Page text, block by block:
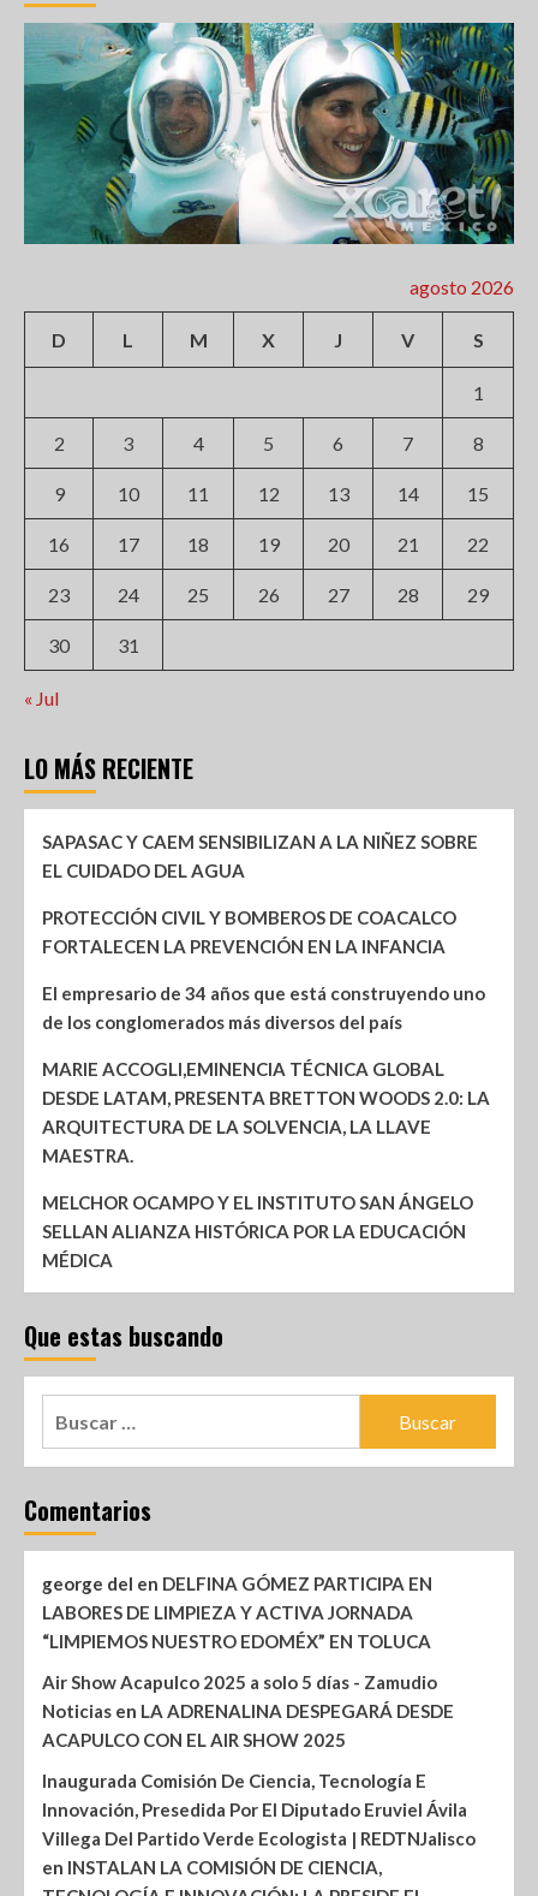
agosto 2026
D L M X J V S
1
2 3 4 5 6 7 8
9 10 11 12 13 14 15
16 17 18 19 20 21 22
23 24 25 26 27 28 29
30 31
« Jul
LO MÁS RECIENTE
SAPASAC Y CAEM SENSIBILIZAN A LA NIÑEZ SOBRE
EL CUIDADO DEL AGUA
PROTECCIÓN CIVIL Y BOMBEROS DE COACALCO
FORTALECEN LA PREVENCIÓN EN LA INFANCIA
El empresario de 34 años que está construyendo uno
de los conglomerados más diversos del país
MARIE ACCOGLI,EMINENCIA TÉCNICA GLOBAL
DESDE LATAM, PRESENTA BRETTON WOODS 2.0: LA
ARQUITECTURA DE LA SOLVENCIA, LA LLAVE
MAESTRA.
MELCHOR OCAMPO Y EL INSTITUTO SAN ÁNGELO
SELLAN ALIANZA HISTÓRICA POR LA EDUCACIÓN
MÉDICA
Que estas buscando
Comentarios
george del en DELFINA GÓMEZ PARTICIPA EN
LABORES DE LIMPIEZA Y ACTIVA JORNADA
“LIMPIEMOS NUESTRO EDOMÉX” EN TOLUCA
Air Show Acapulco 2025 a solo 5 días - Zamudio
Noticias en LA ADRENALINA DESPEGARÁ DESDE
ACAPULCO CON EL AIR SHOW 2025
Inaugurada Comisión De Ciencia, Tecnología E
Innovación, Presedida Por El Diputado Eruviel Ávila
Villega Del Partido Verde Ecologista | REDTNJalisco
en INSTALAN LA COMISIÓN DE CIENCIA,